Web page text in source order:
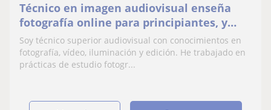
Técnico en imagen audiovisual enseña
fotografía online para principiantes, y
presencial en exteriores o domicilio de
alumno/a
Soy técnico superior audiovisual con conocimientos en
fotografía, vídeo, iluminación y edición. He trabajado en
prácticas de estudio fotogr...